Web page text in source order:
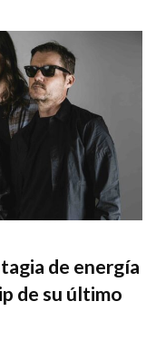
de energía
de su último